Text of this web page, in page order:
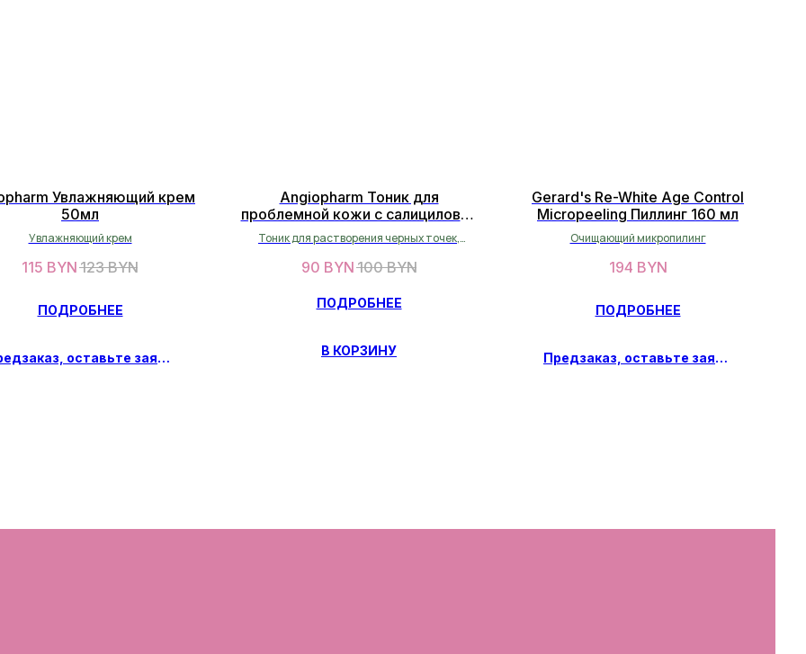
Увлажняющий крем
50мл
Увлажняющий крем
115 BYN 123 BYN
ПОДРОБНЕЕ
Предзаказ, оставьте заявку
Angiopharm Тоник для
проблемной кожи с салициловой
кислотой 200мл
Тоник для растворения черных точек,
90 BYN100 BYN
ПОДРОБНЕЕ
В КОРЗИНУ
Gerard's Re-White Age Control
Micropeeling Пиллинг 160 мл
Очищающий микропилинг
194 BYN
ПОДРОБНЕЕ
Предзаказ, оставьте заявку